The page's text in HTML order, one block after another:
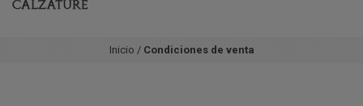
Inicio / Condiciones de venta